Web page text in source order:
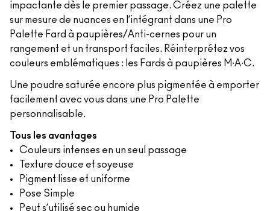
impactante dès le premier passage. Créez une palette
sur mesure de nuances en l’intégrant dans une Pro
Palette Fard à paupières/Anti-cernes pour un
rangement et un transport faciles. Réinterprétez vos
couleurs emblématiques : les Fards à paupières M∙A∙C.
Une poudre saturée encore plus pigmentée à emporter
facilement avec vous dans une Pro Palette
personnalisable.
Tous les avantages
Couleurs intenses en un seul passage
Texture douce et soyeuse
Pigment lisse et uniforme
Pose Simple
Peut s’utilisé sec ou humide